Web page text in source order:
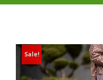
Sale!